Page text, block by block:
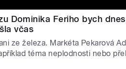
Dominika Feriho bych
včas
ze železa. Markéta Pekarová
téma neplodnosti nebo